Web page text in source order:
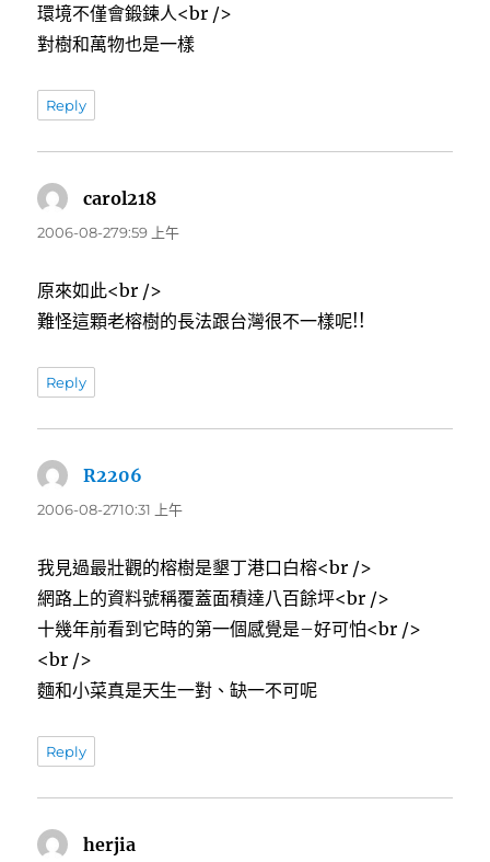
環境不僅會鍛鍊人<br />
對樹和萬物也是一樣
Reply
carol218
示:
2006-08-279:59 上午
原來如此<br />
難怪這顆老榕樹的長法跟台灣很不一樣呢!!
Reply
R2206
示:
2006-08-2710:31 上午
我見過最壯觀的榕樹是墾丁港口白榕<br />
網路上的資料號稱覆蓋面積達八百餘坪<br />
十幾年前看到它時的第一個感覺是–好可怕<br />
<br />
麵和小菜真是天生一對、缺一不可呢
Reply
herjia